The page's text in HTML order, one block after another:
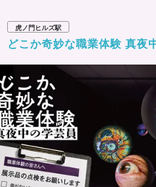
虎ノ門ヒルズ駅
どこか奇妙な職業体験 真夜